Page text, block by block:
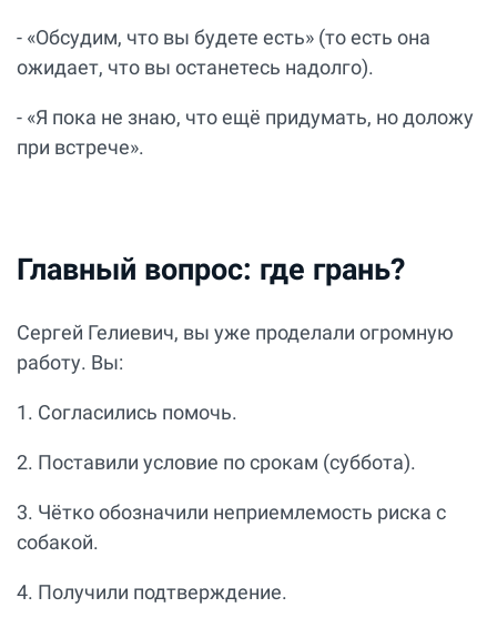
- «Обсудим, что вы будете есть» (то есть она
ожидает, что вы останетесь надолго).
- «Я пока не знаю, что ещё придумать, но доложу
при встрече».
Главный вопрос: где грань?
Сергей Гелиевич, вы уже проделали огромную
работу. Вы:
1. Согласились помочь.
2. Поставили условие по срокам (суббота).
3. Чётко обозначили неприемлемость риска с
собакой.
4. Получили подтверждение.